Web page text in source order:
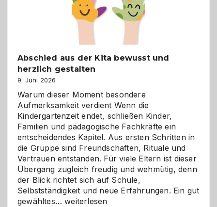
Abschied aus der Kita bewusst und
herzlich gestalten
9. Juni 2026
Warum dieser Moment besondere
Aufmerksamkeit verdient Wenn die
Kindergartenzeit endet, schließen Kinder,
Familien und pädagogische Fachkräfte ein
entscheidendes Kapitel. Aus ersten Schritten in
die Gruppe sind Freundschaften, Rituale und
Vertrauen entstanden. Für viele Eltern ist dieser
Übergang zugleich freudig und wehmütig, denn
der Blick richtet sich auf Schule,
Selbstständigkeit und neue Erfahrungen. Ein gut
gewähltes…Abschied
weiterlesen